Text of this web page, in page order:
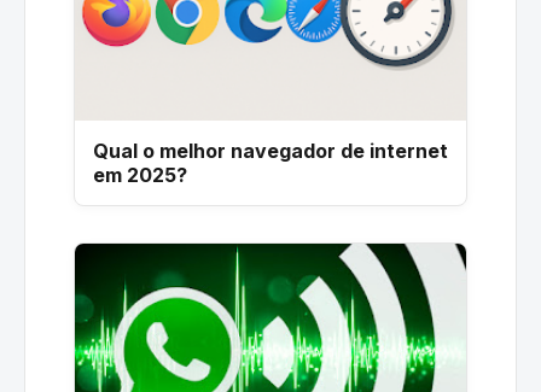
Qual o melhor navegador de internet
em 2025?